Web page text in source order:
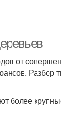
от
Разбор
более